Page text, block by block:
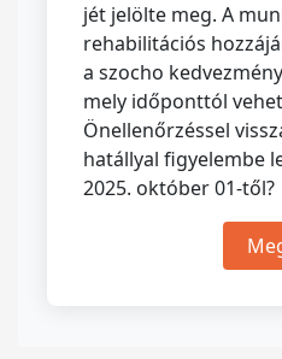
jét jelölte meg. A
rehabilitációs
a szocho
mely időponttól
Önellenőrzéssel
hatállyal figyelembe
2025. október 01-től?